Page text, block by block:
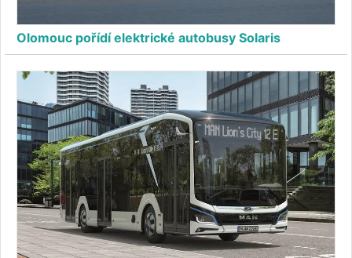
Olomouc pořídí elektrické autobusy Solaris